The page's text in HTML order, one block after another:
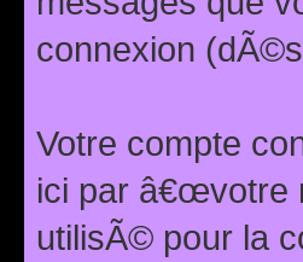
connexion
Votre compte
ici par â€œvotre
utilisÃ© pour la